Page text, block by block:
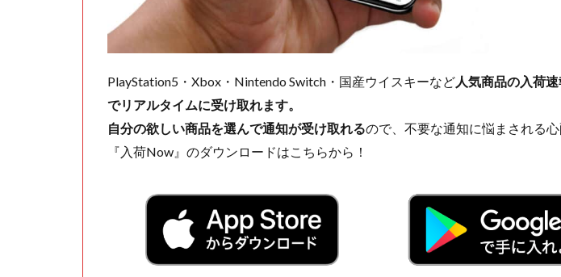
PlayStation5・Xbox・Nintendo Switch・国産ウイスキーなど人気商品の入荷
でリアルタイムに受け取れます。
自分の欲しい商品を選んで通知が受け取れるので、不要な通知に悩まされる心
『入荷Now』のダウンロードはこちらから！